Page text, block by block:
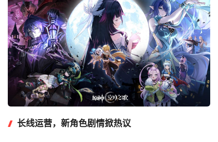
长线运营，新角色剧情掀热议